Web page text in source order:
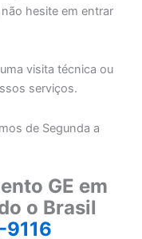
hesite em entrar
visita técnica ou
serviços.
de Segunda a
GE em
o Brasil
9116